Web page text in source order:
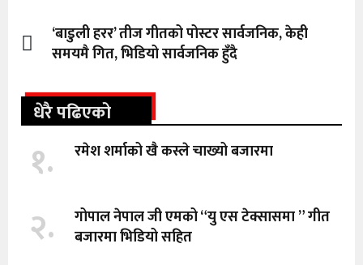
‘बाडुली हरर’ तीज गीतको पोस्टर सार्वजनिक, केही
समयमै गित, भिडियो सार्वजनिक हुँदै
धेरै पढिएको
१. रमेश शर्माको खै कस्ले चाख्यो बजारमा
२.
गोपाल नेपाल जी एमको “यु एस टेक्सासमा ” गीत
बजारमा भिडियो सहित